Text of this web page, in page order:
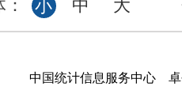
小 中 大
中国统计信息服务中心